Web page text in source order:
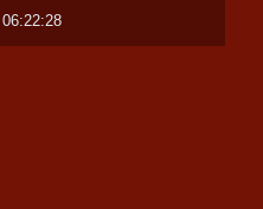
06:22:28